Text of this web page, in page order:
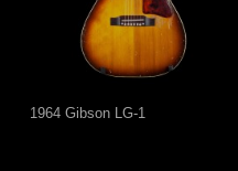
1964 Gibson LG-1